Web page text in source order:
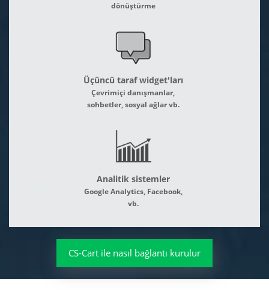
dönüştürme
Üçüncü taraf widget'ları
Çevrimiçi danışmanlar,
sohbetler, sosyal ağlar vb.
Analitik sistemler
Google Analytics, Facebook,
vb.
CS-Cart ile nasıl bağlantı kurulur